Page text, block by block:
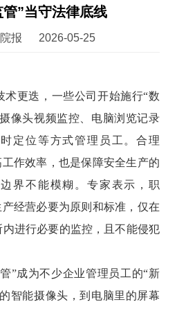
管”当守法律底线
报 2026-05-25
更迭，一些公司开始施行“数
像头视频监控、电脑浏览记录
定位等方式管理员工。合理
作效率，也是保障安全生产的
界不能模糊。专家表示，职
经营必要为原则和标准，仅在
进行必要的监控，且不能侵犯
成为不少企业管理员工的“新
智能摄像头，到电脑里的屏幕